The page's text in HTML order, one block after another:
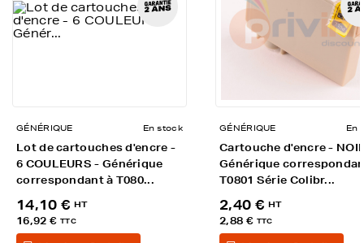
GÉNÉRIQUE En stock
Lot de cartouches d'encre -
6 COULEURS - Générique
correspondant à T080...
14,10 € HT
16,92 € TTC
GÉNÉRIQUE En
Cartouche d'encre -
Générique
T0801 Série Colibr...
2,40 € HT
2,88 € TTC